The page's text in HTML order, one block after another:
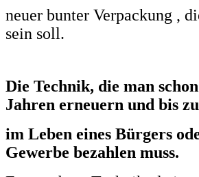
neuer bunter Verpackung ,
sein soll.
Die Technik, die man
Jahren erneuern und bis
im Leben eines Bürgers
Gewerbe bezahlen muss.